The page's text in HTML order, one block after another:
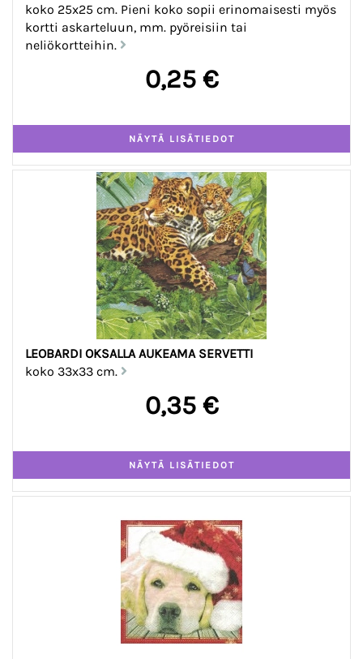
koko 25x25 cm. Pieni koko sopii erinomaisesti myös
kortti askarteluun, mm. pyöreisiin tai
neliökortteihin.
0,25 €
LEOBARDI OKSALLA AUKEAMA SERVETTI
koko 33x33 cm.
0,35 €